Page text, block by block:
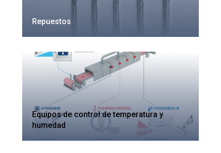
Repuestos
Equipos de control de temperatura y
humedad